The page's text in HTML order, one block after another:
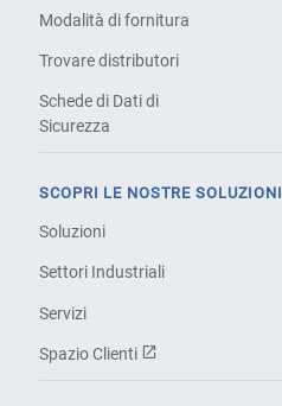
Modalità di fornitura
Trovare distributori
Schede di Dati di
Sicurezza
SCOPRI LE NOSTRE SOLUZIONI
Soluzioni
Settori Industriali
Servizi
Spazio Clienti